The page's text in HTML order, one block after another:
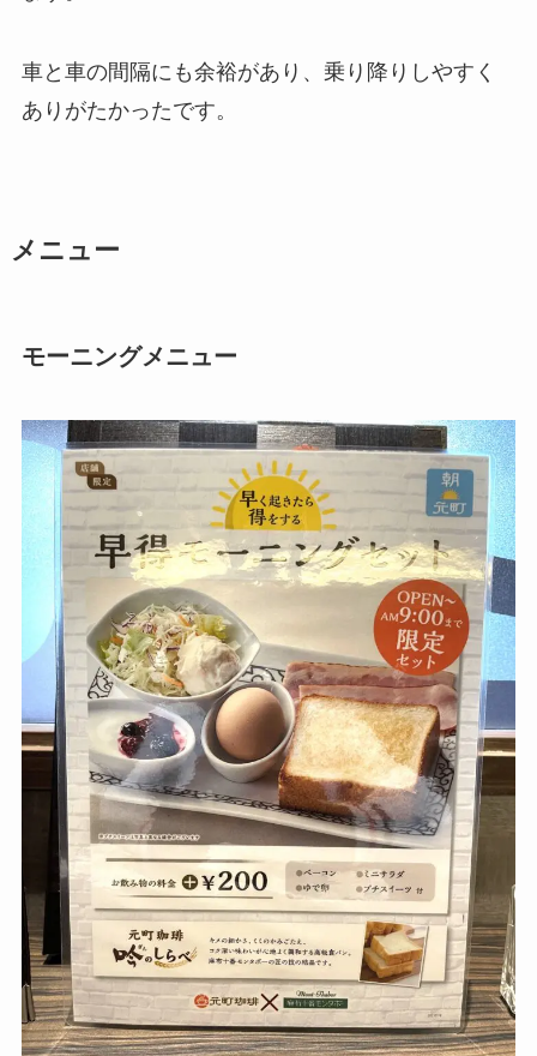
車と車の間隔にも余裕があり、乗り降りしやすく
ありがたかったです。
メニュー
モーニングメニュー